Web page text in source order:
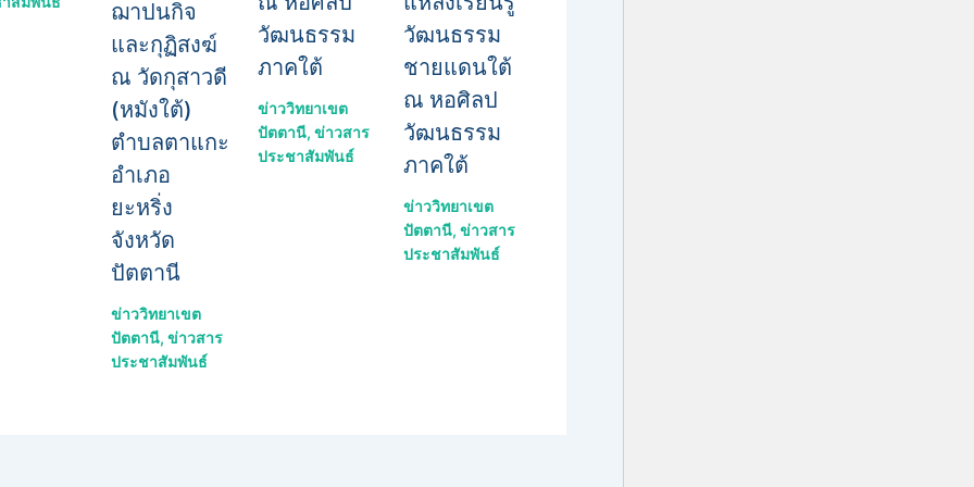
ฌาปนกิจ
และกุฏิสงฆ์
ณ วัดกุสาวดี
(หมังใต้)
ตำบลตาแกะ
อำเภอ
ยะหริ่ง
จังหวัด
ปัตตานี
ข่าววิทยาเขต
ปัตตานี, ข่าวสาร
ประชาสัมพันธ์
วัฒนธรรม
ภาคใต้
ข่าววิทยาเขต
ปัตตานี, ข่าวสาร
ประชาสัมพันธ์
วัฒนธรรม
ชายแดนใต้
ณ หอศิลป
วัฒนธรรม
ภาคใต้
ข่าววิทยาเขต
ปัตตานี,ข่าวสาร
ประชาสัมพันธ์